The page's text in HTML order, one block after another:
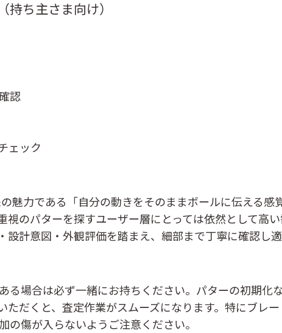
ち主さま向け）
認
ェック
魅力である「自分の動きをそのままボールに伝える
視のパターを探すユーザー層にとっては依然として高
計意図・外観評価を踏まえ、細部まで丁寧に確認し適
る場合は必ず一緒にお持ちください。パターの初期化
ただくと、査定作業がスムーズになります。特にブレ
傷が入らないようご注意ください。